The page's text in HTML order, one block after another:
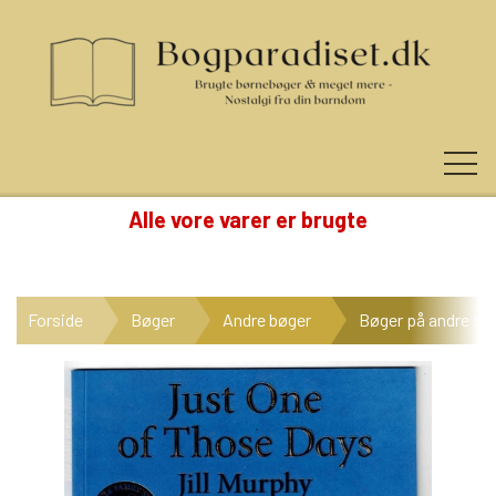
NYHEDER
KATEGORIER
Alle vore varer er brugte
Forside Bøger Andre bøger Bøger på andre